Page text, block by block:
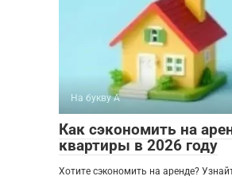
На букву А
Как сэкономить на
квартиры в 2026 году
Хотите сэкономить на аренде?